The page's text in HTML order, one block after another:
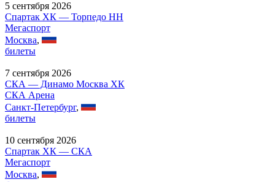
5 сентября 2026
Спартак ХК — Торпедо НН
Мегаспорт
Москва,
билеты
7 сентября 2026
СКА — Динамо Москва ХК
СКА Арена
Санкт-Петербург,
билеты
10 сентября 2026
Спартак ХК — СКА
Мегаспорт
Москва,